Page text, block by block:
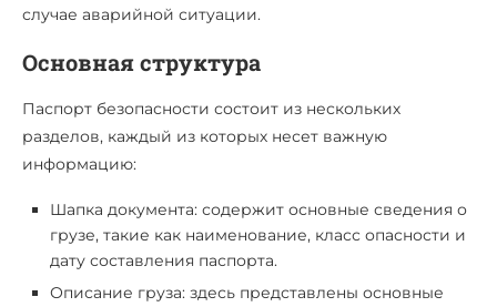
случае аварийной ситуации.
Основная структура
Паспорт безопасности состоит из нескольких
разделов, каждый из которых несет важную
информацию:
Шапка документа: содержит основные сведения о
грузе, такие как наименование, класс опасности и
дату составления паспорта.
Описание груза: здесь представлены основные